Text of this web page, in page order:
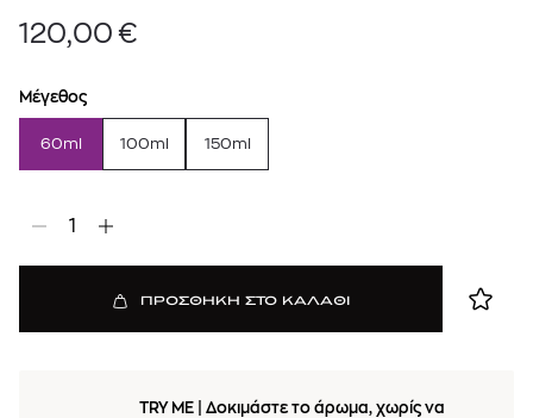
120,00 €
Μέγεθος
60ml 100ml 150ml
1
ΠΡΟΣΘΗΚΗ ΣΤΟ ΚΑΛΑΘΙ
TRY ME
Δοκιμάστε το άρωμα, χωρίς να